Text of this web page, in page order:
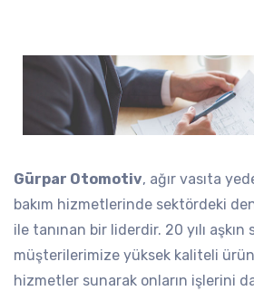
Gürpar Otomotiv, ağır vasıta
bakım hizmetlerinde sektördeki
ile tanınan bir liderdir. 20 yılı aşkın
müşterilerimize yüksek kaliteli
hizmetler sunarak onların işlerini